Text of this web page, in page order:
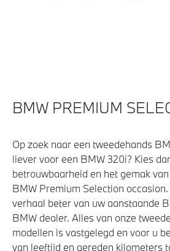
Bekerhouders met temperatuur
Massagefunctie voor beide
Parking Assistant Professional
Soft-Close-Automatic voor
High-beam assistant
BMW PREMIUM
Op zoek naar een tweedehands
liever voor een BMW 320i? Kies
betrouwbaarheid en het gemak
BMW Premium Selection
verhaal beter van uw aanstaande
BMW dealer. Alles van onze
modellen is vastgelegd en voor u
van leeftijd en gereden kilometers